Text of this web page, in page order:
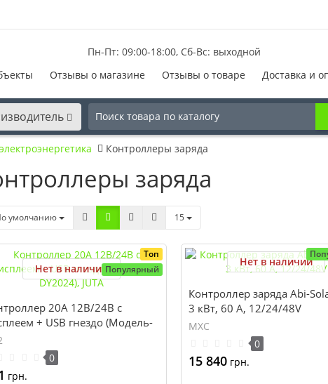
Пн-Пт: 09:00-18:00, Сб-Вс: выходной
Отзывы о магазине Отзывы о товаре Доставка и
Контроллеры заряда
заряда
умолчанию 15
Топ
Популярный
Нет в наличии
20А 12В/24В с
+ USB гнездо (Модель-
JUTA
0
грн.
Нет в наличии
Контроллер заряда Abi-
3 кВт, 60 A, 12/24/48V
MXC
0
15 840грн.